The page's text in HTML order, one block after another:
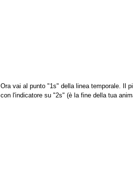
Ora vai al punto "1s" della linea temporale. Il
con l'indicatore su "2s" (è la fine della tua